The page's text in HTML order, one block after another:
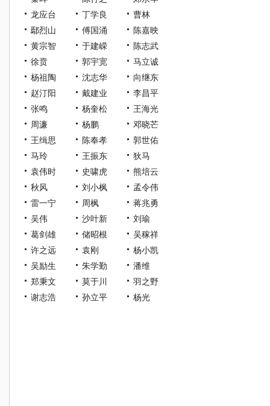
龙应台
丁学良
曹林
鄢烈山
傅国涌
陈嘉映
黄宗智
于建嵘
陈志武
徐贲
郭宇宽
马立诚
杨祖陶
沈志华
向继东
赵汀阳
戴建业
李昌平
张鸣
杨奎松
王海光
周濂
杨鹏
邓晓芒
王缉思
陈奉孝
郭世佑
马玲
王振东
狄马
袁伟时
史啸虎
熊培云
秋风
刘小枫
孟令伟
雷一宁
周枫
蒋兆勇
吴伟
沙叶新
刘瑜
葛剑雄
储昭根
吴稼祥
许之远
袁刚
杨小凯
吴励生
朱学勤
潘维
郑秉文
莫于川
羽之野
谢志浩
孙立平 杨光